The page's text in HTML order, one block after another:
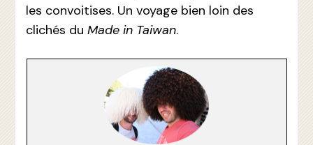
les convoitises. Un voyage bien loin des
clichés duMade in Taiwan.